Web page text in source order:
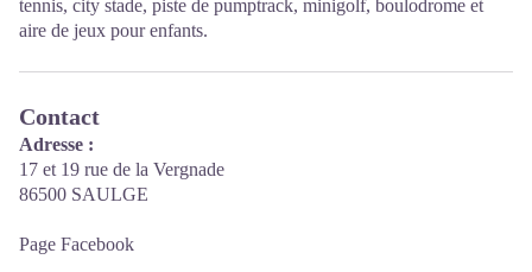
tennis, city stade, piste de pumptrack, minigolf, boulodrome et
aire de jeux pour enfants.
Contact
Adresse :
17 et 19 rue de la Vergnade
86500 SAULGE
Page Facebook